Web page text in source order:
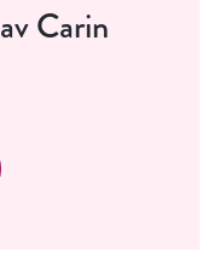
av Carin